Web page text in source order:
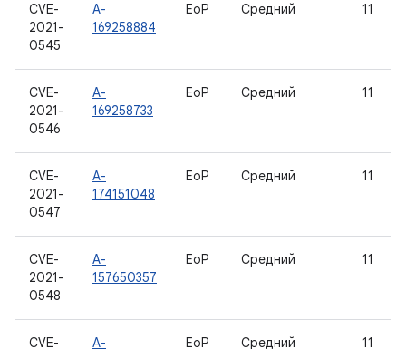
CVE-
2021-
0545
A-
169258884
EoP Средний 11
CVE-
2021-
0546
A-
169258733
EoP Средний 11
CVE-
2021-
0547
A-
174151048
EoP Средний 11
CVE-
2021-
0548
A-
157650357
EoP Средний 11
CVE-
A-
EoP Средний 11